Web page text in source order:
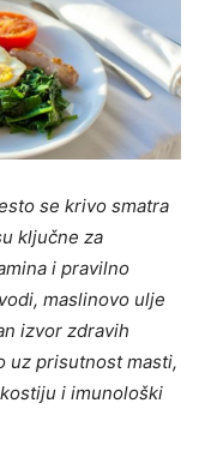
se krivo smatra
ključne za
i pravilno
maslinovo ulje
izvor zdravih
uz prisutnost masti,
i imunološki